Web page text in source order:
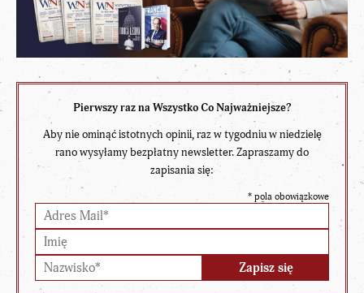
Pierwszy raz na Wszystko Co Najważniejsze?
Aby nie ominąć istotnych opinii, raz w tygodniu w niedzielę
rano wysyłamy bezpłatny newsletter. Zapraszamy do
zapisania się:
* pola obowiązkowe